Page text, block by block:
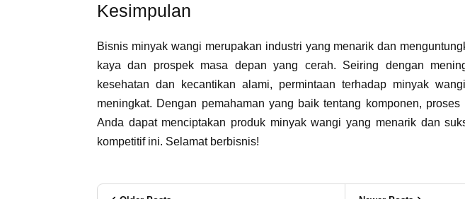
Kesimpulan
Bisnis minyak wangi merupakan industri yang menarik dan
kaya dan prospek masa depan yang cerah. Seiring dengan
kesehatan dan kecantikan alami, permintaan terhadap minyak
meningkat. Dengan pemahaman yang baik tentang komponen, proses
Anda dapat menciptakan produk minyak wangi yang menarik dan
kompetitif ini. Selamat berbisnis!